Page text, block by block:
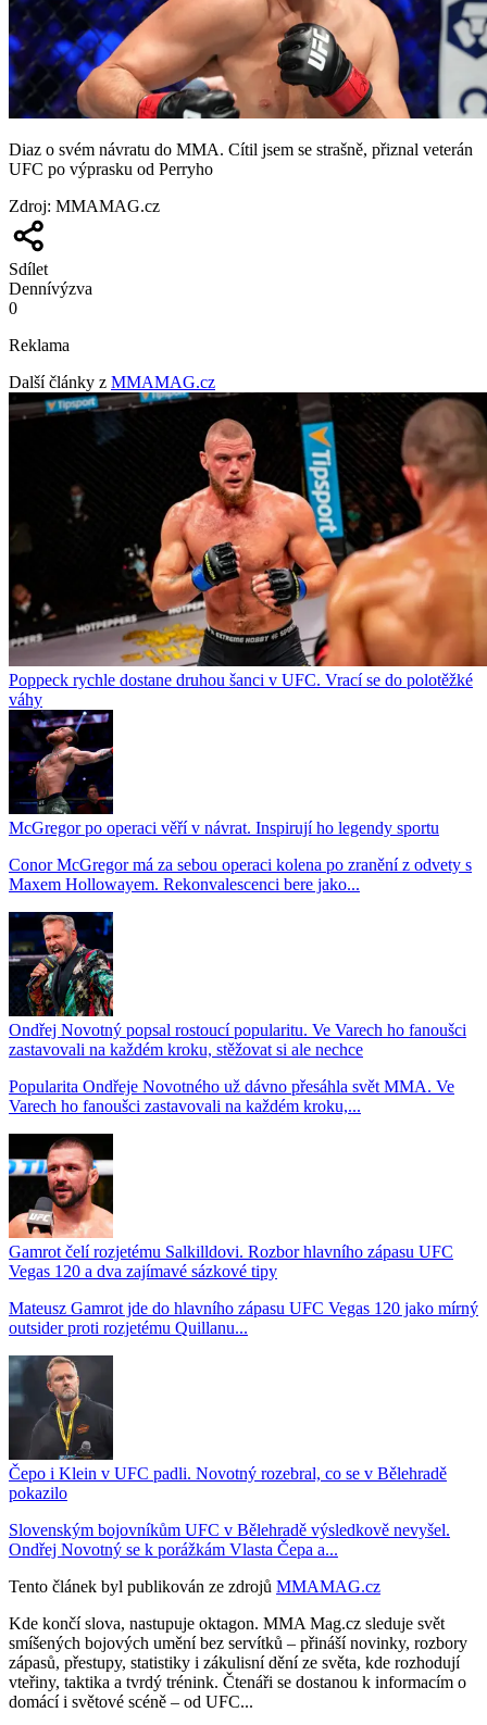
Diaz o svém návratu do MMA. Cítil jsem se strašně, přiznal veterán
UFC po výprasku od Perryho
Zdroj: MMAMAG.cz
Sdílet
Dennívýzva
0
Reklama
Další články z MMAMAG.cz
Poppeck rychle dostane druhou šanci v UFC. Vrací se do polotěžké
váhy
McGregor po operaci věří v návrat. Inspirují ho legendy sportu
Conor McGregor má za sebou operaci kolena po zranění z odvety s
Maxem Hollowayem. Rekonvalescenci bere jako...
Ondřej Novotný popsal rostoucí popularitu. Ve Varech ho fanoušci
zastavovali na každém kroku, stěžovat si ale nechce
Popularita Ondřeje Novotného už dávno přesáhla svět MMA. Ve
Varech ho fanoušci zastavovali na každém kroku,...
Gamrot čelí rozjetému Salkilldovi. Rozbor hlavního zápasu UFC
Vegas 120 a dva zajímavé sázkové tipy
Mateusz Gamrot jde do hlavního zápasu UFC Vegas 120 jako mírný
outsider proti rozjetému Quillanu...
Čepo i Klein v UFC padli. Novotný rozebral, co se v Bělehradě
pokazilo
Slovenským bojovníkům UFC v Bělehradě výsledkově nevyšel.
Ondřej Novotný se k porážkám Vlasta Čepa a...
Tento článek byl publikován ze zdrojů MMAMAG.cz
Kde končí slova, nastupuje oktagon. MMA Mag.cz sleduje svět
smíšených bojových umění bez servítků – přináší novinky, rozbory
zápasů, přestupy, statistiky i zákulisní dění ze světa, kde rozhodují
vteřiny, taktika a tvrdý trénink. Čtenáři se dostanou k informacím o
domácí i světové scéně – od UFC...